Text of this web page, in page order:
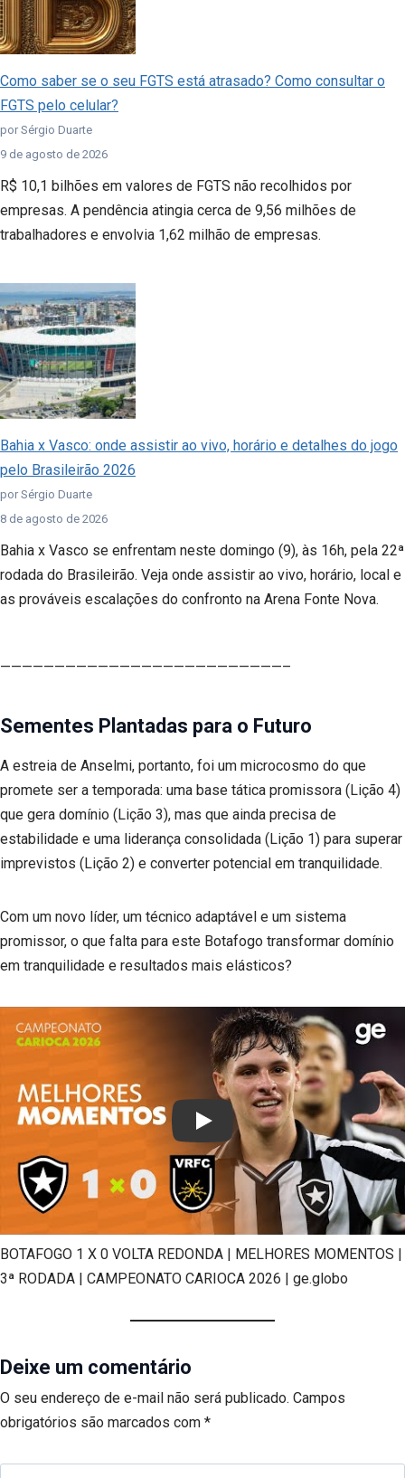
Como saber se o seu FGTS está atrasado? Como consultar o
FGTS pelo celular?
por Sérgio Duarte
9 de agosto de 2026
R$ 10,1 bilhões em valores de FGTS não recolhidos por
empresas. A pendência atingia cerca de 9,56 milhões de
trabalhadores e envolvia 1,62 milhão de empresas.
Bahia x Vasco: onde assistir ao vivo, horário e detalhes do jogo
pelo Brasileirão 2026
por Sérgio Duarte
8 de agosto de 2026
Bahia x Vasco se enfrentam neste domingo (9), às 16h, pela 22ª
rodada do Brasileirão. Veja onde assistir ao vivo, horário, local e
as prováveis escalações do confronto na Arena Fonte Nova.
——————————————————————————–
Sementes Plantadas para o Futuro
A estreia de Anselmi, portanto, foi um microcosmo do que
promete ser a temporada: uma base tática promissora (Lição 4)
que gera domínio (Lição 3), mas que ainda precisa de
estabilidade e uma liderança consolidada (Lição 1) para superar
imprevistos (Lição 2) e converter potencial em tranquilidade.
Com um novo líder, um técnico adaptável e um sistema
promissor, o que falta para este Botafogo transformar domínio
em tranquilidade e resultados mais elásticos?
Play
BOTAFOGO 1 X 0 VOLTA REDONDA | MELHORES MOMENTOS |
3ª RODADA | CAMPEONATO CARIOCA 2026 | ge.globo
Deixe um comentário
O seu endereço de e-mail não será publicado. Campos
obrigatórios são marcados com *